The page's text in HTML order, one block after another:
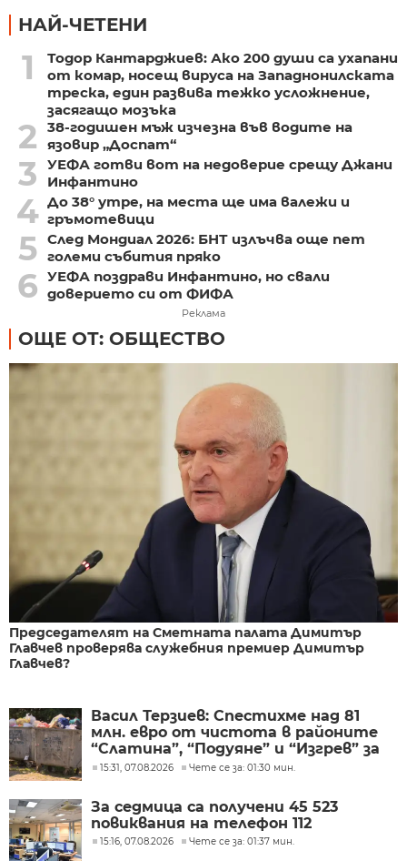
НАЙ-ЧЕТЕНИ
1
Тодор Кантарджиев: Ако 200 души са ухапани
от комар, носещ вируса на Западнонилската
треска, един развива тежко усложнение,
засягащо мозъка
2
38-годишен мъж изчезна във водите на
язовир „Доспат“
3
УЕФА готви вот на недоверие срещу Джани
Инфантино
4 До 38° утре, на места ще има валежи и
гръмотевици
5 След Мондиал 2026: БНТ излъчва още пет
големи събития пряко
6 УЕФА поздрави Инфантино, но свали
доверието си от ФИФА
Реклама
ОЩЕ ОТ: ОБЩЕСТВО
Председателят на Сметната палата Димитър
Главчев проверява служебния премиер Димитър
Главчев?
Васил Терзиев: Спестихме над 81
млн. евро от чистота в районите
“Слатина”, “Подуяне” и “Изгрев” за
следващите 5 години
15:31, 07.08.2026 Чете се за: 01:30 мин.
За седмица са получени 45 523
повиквания на телефон 112
15:16, 07.08.2026 Чете се за: 01:37 мин.